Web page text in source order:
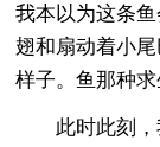
我本以为这条
翅和扇动着小
样子。鱼那种
此时此刻，